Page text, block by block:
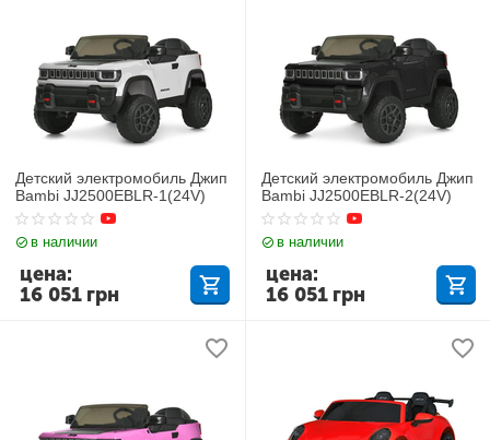
Детский электромобиль Джип
Bambi JJ2500EBLR-1(24V)
в наличии
16 051 грн
цена:
Детский электромобиль Джип
Bambi JJ2500EBLR-2(24V)
в наличии
16 051 грн
цена: